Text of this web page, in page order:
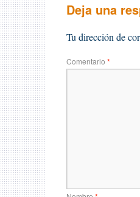
Deja una
Tu dirección de
Comentario *